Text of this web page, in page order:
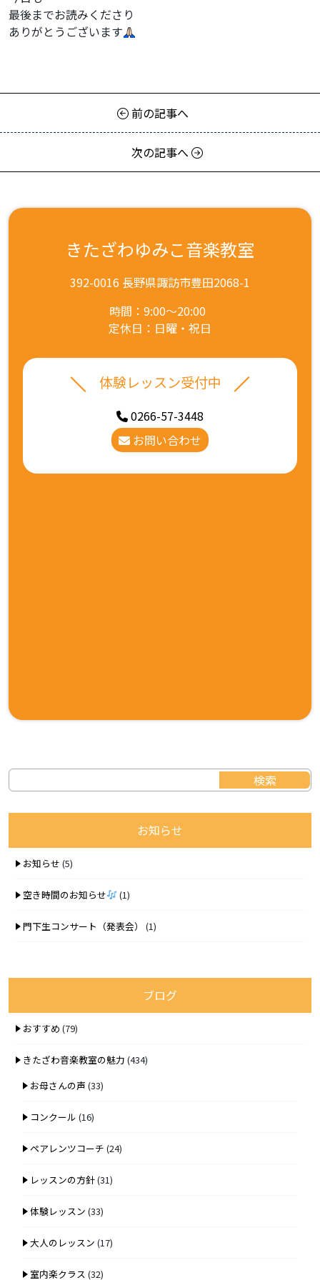
最後までお読みくださり
ありがとうございます
前の記事へ
次の記事へ
きたざわゆみこ音楽教室
392-0016 長野県諏訪市豊田2068-1
時間：9:00～20:00
定休日：日曜・祝日
体験レッスン受付中
0266-57-3448
お問い合わせ
お知らせ
お知らせ (5)
空き時間のお知らせ (1)
門下生コンサート（発表会） (1)
ブログ
おすすめ (79)
きたざわ音楽教室の魅力 (434)
お母さんの声 (33)
コンクール (16)
ペアレンツコーチ (24)
レッスンの方針(31)
体験レッスン (33)
大人のレッスン (17)
室内楽クラス (32)